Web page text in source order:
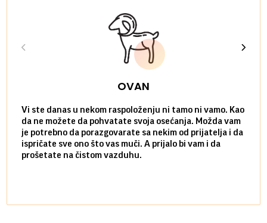
OVAN
Vi ste danas u nekom raspoloženju ni tamo ni vamo. Kao
da ne možete da pohvatate svoja osećanja. Možda vam
je potrebno da porazgovarate sa nekim od prijatelja i da
ispričate sve ono što vas muči. A prijalo bi vam i da
prošetate na čistom vazduhu.